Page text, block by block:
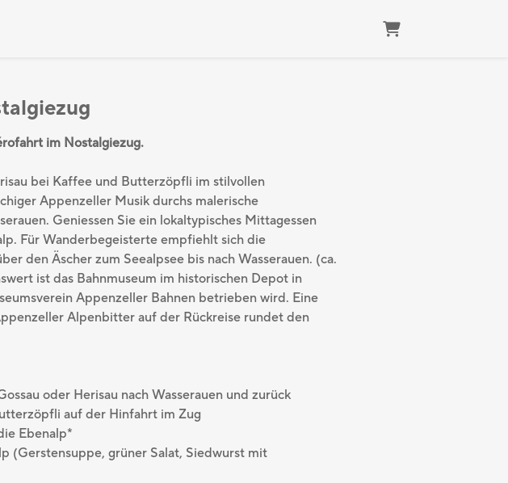
Warenkorb
im Nostalgiezug.
bei Kaffee und Butterzöpfli im stilvollen
Appenzeller Musik durchs malerische
Geniessen Sie ein lokaltypisches Mittagessen
Für Wanderbegeisterte empfiehlt sich die
den Äscher zum Seealpsee bis nach Wasserauen. (ca.
ist das Bahnmuseum im historischen Depot in
Appenzeller Bahnen betrieben wird. Eine
Alpenbitter auf der Rückreise rundet den
oder Herisau nach Wasserauen und zurück
auf der Hinfahrt im Zug
Ebenalp*
(Gerstensuppe, grüner Salat, Siedwurst mit